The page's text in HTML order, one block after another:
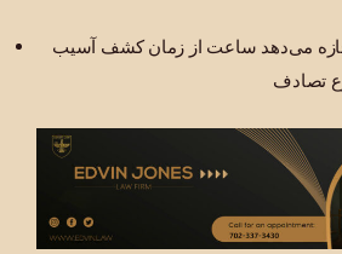
می‌دهد ساعت از زمان کشف آسیب
تصادف